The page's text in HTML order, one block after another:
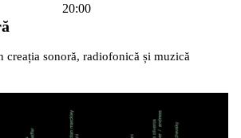
20:00
creația sonoră, radiofonică și muzică